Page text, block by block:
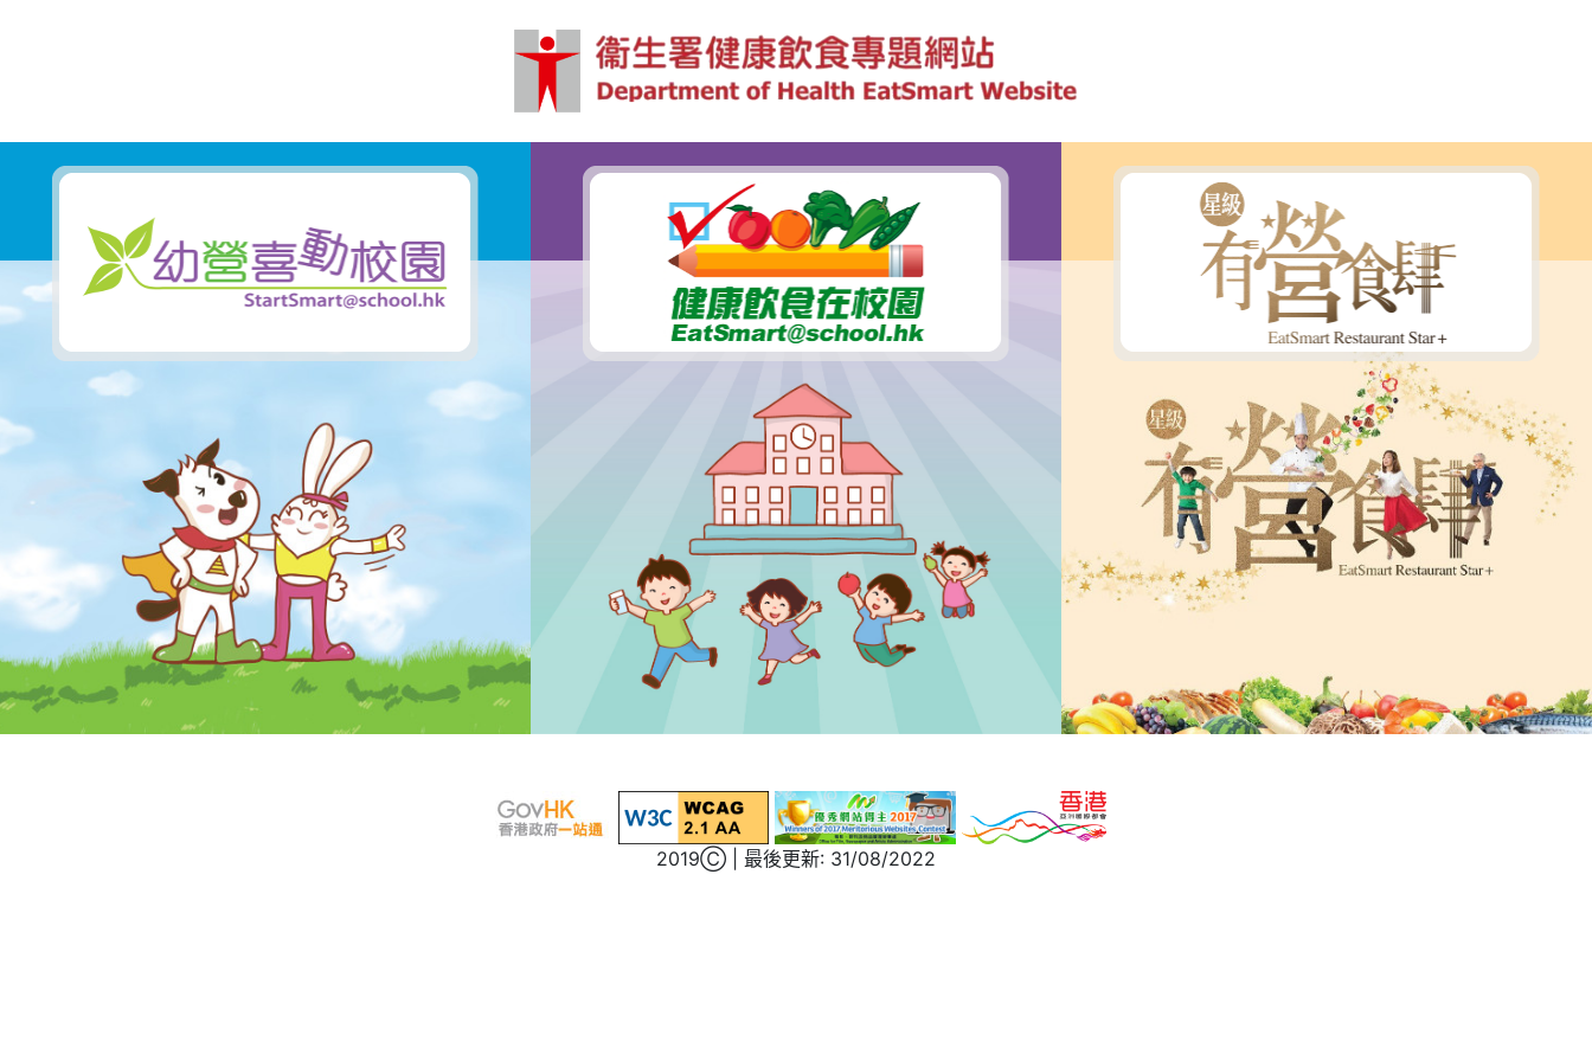
2019Ⓒ | 最後更新: 31/08/2022